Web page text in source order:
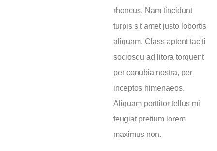
rhoncus. Nam tincidunt
turpis sit amet justo lobortis
aliquam. Class aptent taciti
sociosqu ad litora torquent
per conubia nostra, per
inceptos himenaeos.
Aliquam porttitor tellus mi,
feugiat pretium lorem
maximus non.